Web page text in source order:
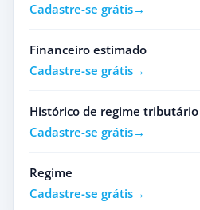
Cadastre-se grátis
Financeiro estimado
Cadastre-se grátis
Histórico de regime tributário
Cadastre-se grátis
Regime
Cadastre-se grátis